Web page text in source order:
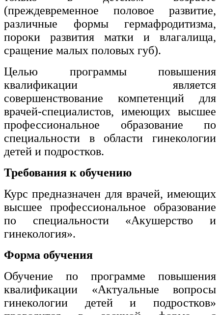
(преждевременное половое развитие,
различные формы гермафродитизма,
пороки развития матки и влагалища,
сращение малых половых губ).
Целью программы повышения
квалификации является
совершенствование компетенций для
врачей-специалистов, имеющих высшее
профессиональное образование по
специальности в области гинекологии
детей и подростков.
Требования к обучению
Курс предназначен для врачей, имеющих
высшее профессиональное образование
по специальности «Акушерство и
гинекология».
Форма обучения
Обучение по программе повышения
квалификации «Актуальные вопросы
гинекологии детей и подростков»